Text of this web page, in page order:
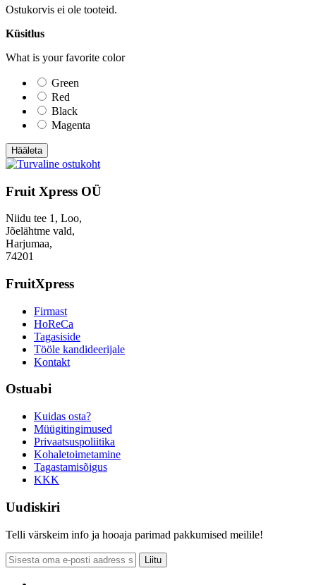
Ostukorvis ei ole tooteid.
Küsitlus
What is your favorite color
Green
Red
Black
Magenta
Hääleta
Fruit Xpress OÜ
Niidu tee 1, Loo,
Jõelähtme vald,
Harjumaa,
74201
FruitXpress
Firmast
HoReCa
Tagasiside
Tööle kandideerijale
Kontakt
Ostuabi
Kuidas osta?
Müügitingimused
Privaatsuspoliitika
Kohaletoimetamine
Tagastamisõigus
KKK
Uudiskiri
Telli värskeim info ja hooaja parimad pakkumised meilile!
Liitu